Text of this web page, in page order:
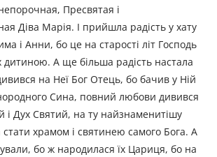
Пресвятая і
Діва Марія. І прийшла радість у хату
і Анни, бо це на старості літ Господь
дитиною. А ще більша радість настала
на Неї Бог Отець, бо бачив у Ній
Сина, повний любови дивився
і Дух Святий, на ту найзнаменитішу
храмом і святинею самого Бога. А
бо ж народилася їх Цариця, бо на